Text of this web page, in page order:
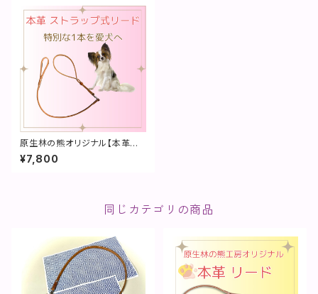
原生林の熊オリジナル【本革スト
ラップ式リード】
¥7,800
同じカテゴリの商品